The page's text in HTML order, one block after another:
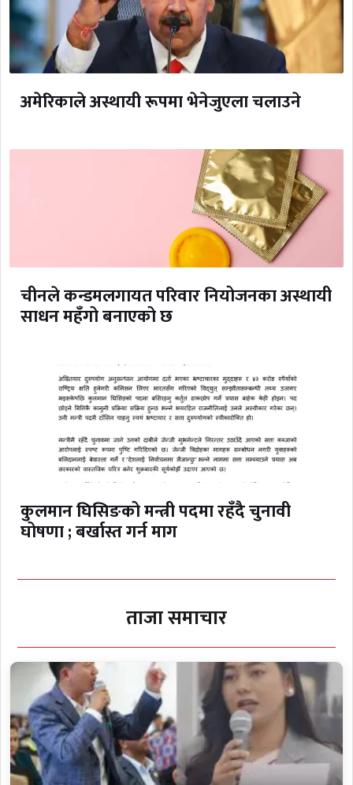
अमेरिकाले अस्थायी रूपमा भेनेजुएला चलाउने
चीनले कन्डमलगायत परिवार नियोजनका अस्थायी
साधन महँगो बनाएको छ
कुलमान घिसिङको मन्त्री पदमा रहँदै चुनावी
घोषणा ; बर्खास्त गर्न माग
ताजा समाचार